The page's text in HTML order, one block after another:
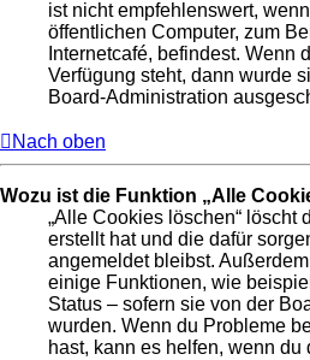
ist nicht empfehlenswert,
öffentlichen Computer, zum
Internetcafé, befindest. Wenn
Verfügung steht, dann wurde
Board-Administration
Nach oben
Wozu ist die Funktion „Alle
„Alle Cookies löschen“ löscht
erstellt hat und die dafür
angemeldet bleibst.
einige Funktionen, wie
Status – sofern sie von der
wurden. Wenn du Probleme
hast, kann es helfen, wenn du